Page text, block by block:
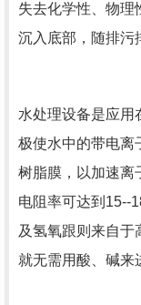
失去化学性、物理
沉入底部，随排
水处理设备是应用
极使水中的带电离
树脂膜，以加速离
电阻率可达到15--
及氢氧跟则来自于
就无需用酸、碱来